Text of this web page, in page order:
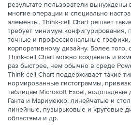
результате пользователи
многие операции и специально
элементы. Think-cell Chart решает
требует минимум конфигурирования,
точные и профессиональные
корпоративному дизайну. Более
Think-cell Chart можно создавать и
раз быстрее, чем обычно в среде
Think-cell Chart поддерживает такие
нормированные гистограммы,
таблицам Microsoft Excel, водопадные
Ганта и Маримекко, линейчатые и
линейные, пузырьковые и круговые
областями и др.